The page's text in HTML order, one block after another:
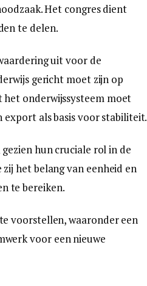
Het congres dient
te delen.
uit voor de
gericht moet zijn op
onderwijssysteem moet
als basis voor stabiliteit.
hun cruciale rol in de
het belang van eenheid en
te bereiken.
voorstellen, waaronder een
voor een nieuwe